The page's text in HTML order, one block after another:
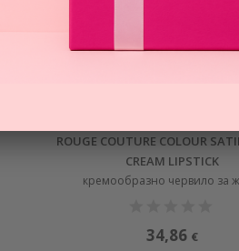
ROUGE COUTURE COLOUR
CREAM LIPSTICK
кремообразно червило за
34,86 €